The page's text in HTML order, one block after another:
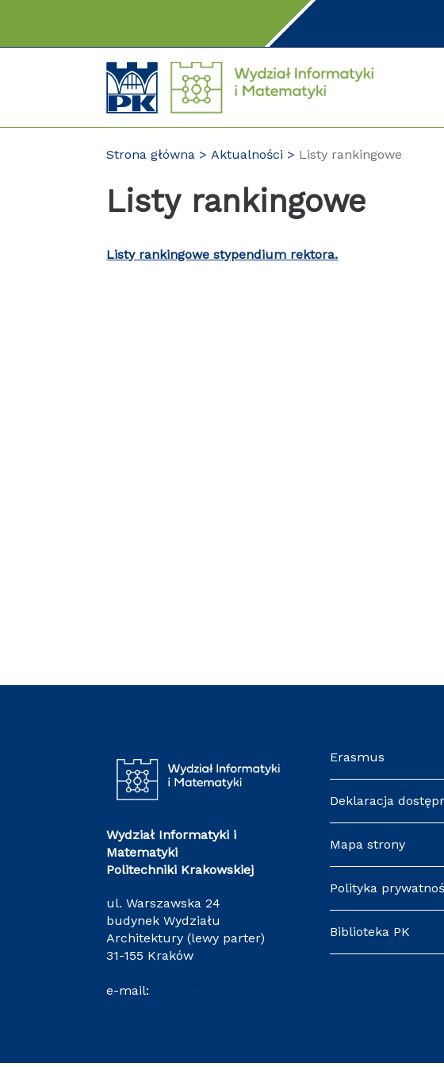
Strona główna Aktualności Listy rankingowe
Listy rankingowe
Listy rankingowe stypendium rektora.
Wydział Informatyki i
Matematyki
Politechniki Krakowskiej
ul. Warszawska 24
budynek Wydziału
Architektury (lewy parter)
31-155 Kraków
e-mail:
Erasmus
Deklaracja
Mapa strony
Polityka
Biblioteka PK